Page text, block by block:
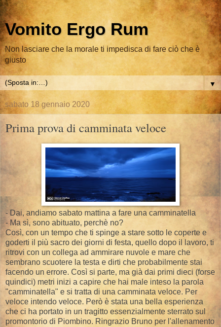
Vomito Ergo Rum
Non lasciare che la morale ti impedisca di fare ciò che è
giusto
▼
sabato 18 gennaio 2020
Prima prova di camminata veloce
- Dai, andiamo sabato mattina a fare una camminatella
- Ma sì, sono abituato, perchè no?
Così, con un tempo che ti spinge a stare sotto le coperte e
goderti il più sacro dei giorni di festa, quello dopo il lavoro, ti
ritrovi con un collega ad ammirare nuvole e mare che
sembrano scuotere la testa e dirti che probabilmente stai
facendo un errore. Così si parte, ma già dai primi dieci (forse
quindici) metri inizi a capire che hai male inteso la parola
"camminatella" e si tratta di una camminata veloce. Per
veloce intendo veloce. Però è stata una bella esperienza
che ci ha portato in un tragitto essenzialmente sterrato sul
promontorio di Piombino. Ringrazio Bruno per l'allenamento